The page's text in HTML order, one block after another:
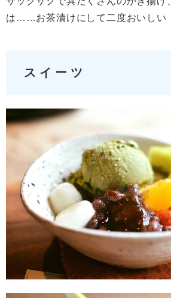
は……お茶漬けにして二度おいしい
スイーツ